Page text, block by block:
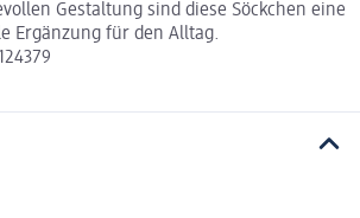
Gestaltung sind diese Söckchen eine
Ergänzung für den Alltag.